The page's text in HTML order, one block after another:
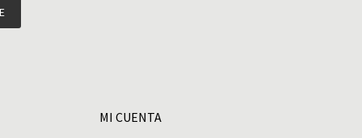
MI CUENTA